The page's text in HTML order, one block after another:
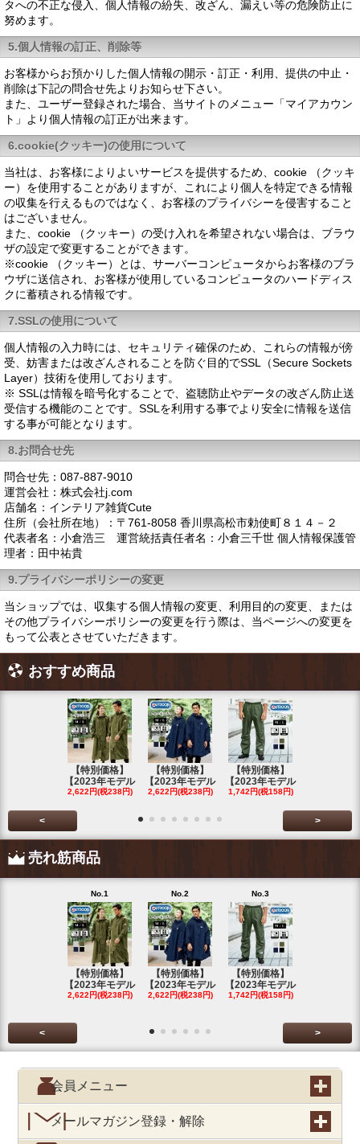
タへの不正な侵入、個人情報の紛失、改ざん、漏えい等の危険防止に
努めます。
5.個人情報の訂正、削除等
お客様からお預かりした個人情報の開示・訂正・利用、提供の中止・
削除は下記の問合せ先よりお知らせ下さい。
また、ユーザー登録された場合、当サイトのメニュー「マイアカウン
ト」より個人情報の訂正が出来ます。
6.cookie(クッキー)の使用について
当社は、お客様によりよいサービスを提供するため、cookie （クッキ
ー）を使用することがありますが、これにより個人を特定できる情報
の収集を行えるものではなく、お客様のプライバシーを侵害すること
はございません。
また、cookie （クッキー）の受け入れを希望されない場合は、ブラウ
ザの設定で変更することができます。
※cookie （クッキー）とは、サーバーコンピュータからお客様のブラ
ウザに送信され、お客様が使用しているコンピュータのハードディス
クに蓄積される情報です。
7.SSLの使用について
個人情報の入力時には、セキュリティ確保のため、これらの情報が傍
受、妨害または改ざんされることを防ぐ目的でSSL（Secure Sockets
Layer）技術を使用しております。
※ SSLは情報を暗号化することで、盗聴防止やデータの改ざん防止送
受信する機能のことです。SSLを利用する事でより安全に情報を送信
する事が可能となります。
8.お問合せ先
問合せ先：087-887-9010
運営会社：株式会社j.com
店舗名：インテリア雑貨Cute
住所（会社所在地）：〒761-8058 香川県高松市勅使町８１４－２
代表者名：小倉浩三 運営統括責任者名：小倉三千世 個人情報保護管
理者：田中祐貴
9.プライバシーポリシーの変更
当ショップでは、収集する個人情報の変更、利用目的の変更、または
その他プライバシーポリシーの変更を行う際は、当ページへの変更を
もって公表とさせていただきます。
おすすめ商品
【特別価格】
【2023年モデル
2,622円(税238円)
【特別価格】
【2023年モデル
2,622円(税238円)
【特別価格】
【2023年モデル
1,742円(税158円)
< >
売れ筋商品
No.1
【特別価格】
【2023年モデル
2,622円(税238円)
No.2
【特別価格】
【2023年モデル
2,622円(税238円)
No.3
【特別価格】
【2023年モデル
1,742円(税158円)
< >
会員メニュー
メールマガジン登録・解除